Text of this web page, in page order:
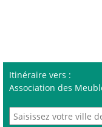
Itinéraire vers :
Association des